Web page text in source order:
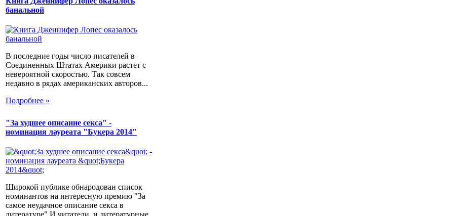
банальной
В последние годы число писателей в
Соединенных Штатах Америки растет с
невероятной скоростью. Так совсем
недавно в рядах американских авторов...
Подробнее »
"За худшее описание секса" -
номинация лауреата "Букера 2014"
Широкой публике обнародован список
номинантов на интересную премию "За
самое неудачное описание секса в